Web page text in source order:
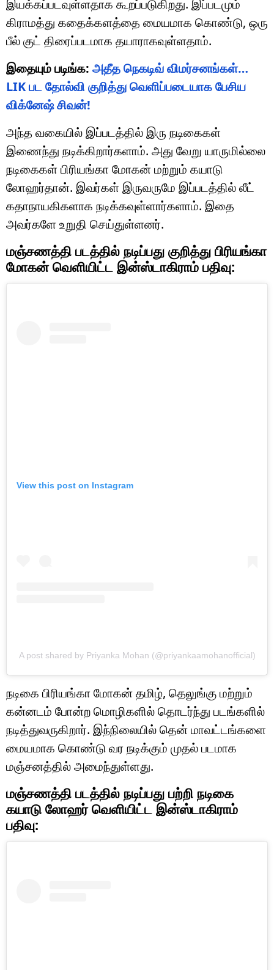
இயக்கப்படவுள்ளதாக கூறப்படுகிறது. இப்படமும்
கிராமத்து கதைக்களத்தை மையமாக கொண்டு, ஒரு
பீல் குட் திரைப்படமாக தயாராகவுள்ளதாம்.
இதையும் படிங்க: அதீத நெகடிவ் விமர்சனங்கள்…
LIK பட தோல்வி குறித்து வெளிப்படையாக பேசிய
விக்னேஷ் சிவன்!
அந்த வகையில் இப்படத்தில் இரு நடிகைகள்
இணைந்து நடிக்கிறார்களாம். அது வேறு யாருமில்லை
நடிகைகள் பிரியங்கா மோகன் மற்றும் கயாடு
லோஹர்தான். இவர்கள் இருவருமே இப்படத்தில் லீட்
கதாநாயகிகளாக நடிக்கவுள்ளார்களாம். இதை
அவர்களே உறுதி செய்துள்ளனர்.
மஞ்சணத்தி படத்தில் நடிப்பது குறித்து பிரியங்கா
மோகன் வெளியிட்ட இன்ஸ்டாகிராம் பதிவு:
View this post on Instagram
A post shared by Priyanka Mohan (@priyankaamohanofficial)
நடிகை பிரியங்கா மோகன் தமிழ், தெலுங்கு மற்றும்
கன்னடம் போன்ற மொழிகளில் தொடர்ந்து படங்களில்
நடித்துவருகிறார். இந்நிலையில் தென் மாவட்டங்களை
மையமாக கொண்டு வர நடிக்கும் முதல் படமாக
மஞ்சனத்தில் அமைந்துள்ளது.
மஞ்சணத்தி படத்தில் நடிப்பது பற்றி நடிகை
கயாடு லோஹர் வெளியிட்ட இன்ஸ்டாகிராம்
பதிவு: